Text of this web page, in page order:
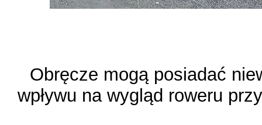
Obręcze mogą posiadać
wpływu na wygląd roweru